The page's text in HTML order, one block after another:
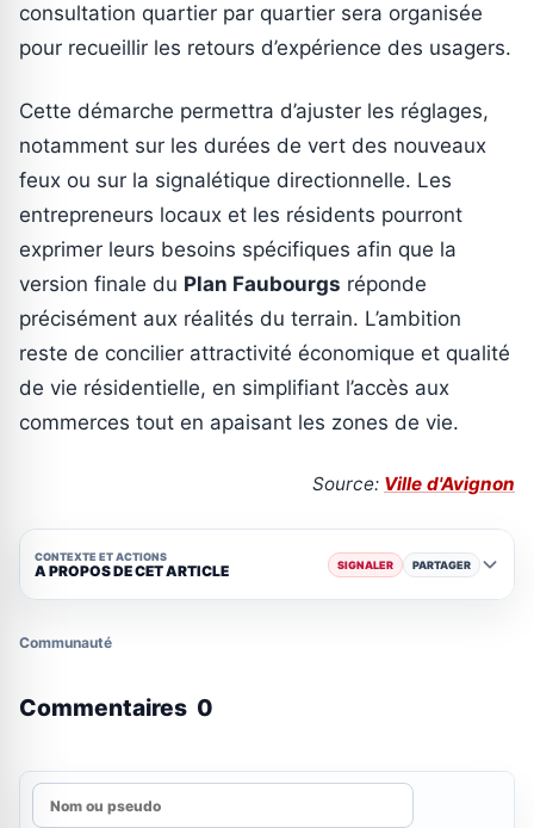
consultation quartier par quartier sera organisée
pour recueillir les retours d’expérience des usagers.
Cette démarche permettra d’ajuster les réglages,
notamment sur les durées de vert des nouveaux
feux ou sur la signalétique directionnelle. Les
entrepreneurs locaux et les résidents pourront
exprimer leurs besoins spécifiques afin que la
version finale du Plan Faubourgs réponde
précisément aux réalités du terrain. L’ambition
reste de concilier attractivité économique et qualité
de vie résidentielle, en simplifiant l’accès aux
commerces tout en apaisant les zones de vie.
Source: Ville d'Avignon
CONTEXTE ET ACTIONS
A PROPOS DE CET ARTICLE SIGNALER PARTAGER
Communauté
Commentaires 0